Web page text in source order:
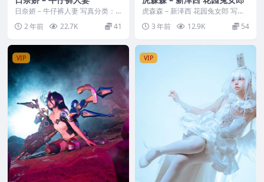
日奈娇 – 牛仔裤人妻 写真分类：
唯美，参与模特：日奈娇 [套图大
小]：[131...
2 年前 22.7K 41
虎森森 – 新泽西 花园兔女郎 写真
分类：唯美，参与模特：虎森森
[套图大小]：...
3 年前 12.9K 54
VIP VIP